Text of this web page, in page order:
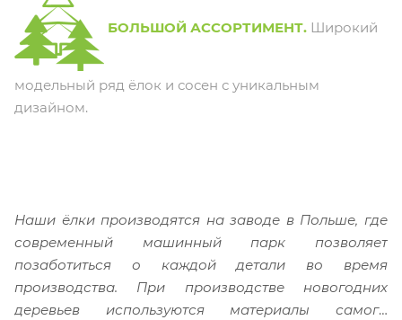
БОЛЬШОЙ АССОРТИМЕНТ. Широкий
модельный ряд ёлок и сосен с уникальным
дизайном.
Наши ёлки производятся на заводе в Польше, где
современный машинный парк позволяет
позаботиться о каждой детали во время
производства. При производстве новогодних
деревьев используются материалы самого